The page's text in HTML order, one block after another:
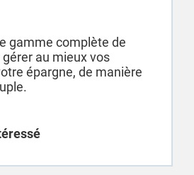
gamme complète de
au mieux vos
épargne, de manière